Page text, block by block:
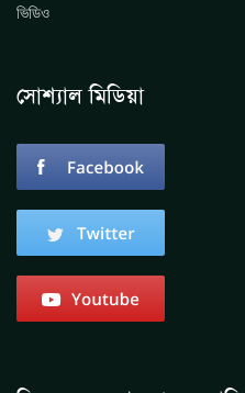
ভিডিও
সোশ্যাল মিডিয়া